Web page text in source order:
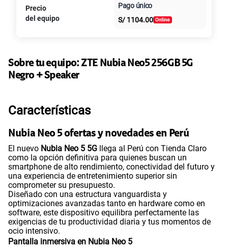
Paga solo
125GBen alta velocidad
S/
Paga solo S/95.90
Paga solo
Paga solo
110GBen alta velocidad
S/ 69.90
Paga solo
175GBen alta velocidad
Paga solo
185GB en alta velocidad
Al contado Cuotas Claro
intereses
Precio
del equipo
Pago único
S/ 1104.00
Sobre tu equipo: ZTE Nubia Neo5 256GB 5G
Negro + Speaker
Características
Nubia Neo 5 ofertas y novedades en Perú
El nuevo Nubia Neo 5 5G llega al Perú con Tienda Claro
como la opción definitiva para quienes buscan un
smartphone de alto rendimiento, conectividad del futuro y
una experiencia de entretenimiento superior sin
comprometer su presupuesto.
Diseñado con una estructura vanguardista y
optimizaciones avanzadas tanto en hardware como en
software, este dispositivo equilibra perfectamente las
exigencias de tu productividad diaria y tus momentos de
ocio intensivo.
Pantalla inmersiva en Nubia Neo 5